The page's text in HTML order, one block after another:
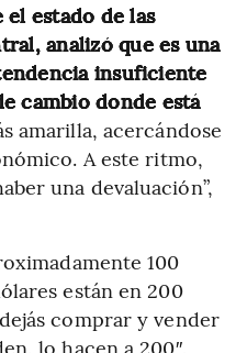
estado de las
analizó que es una
insuficiente
cambio donde está
amarilla, acercándose
A este ritmo,
una devaluación”,
100
están en 200
comprar y vender
lo hacen a 200″,